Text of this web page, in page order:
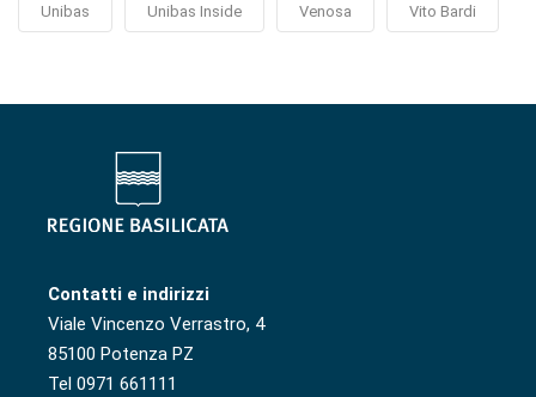
Unibas Unibas Inside Venosa Vito Bardi
Contatti e indirizzi
Viale Vincenzo Verrastro, 4
85100 Potenza PZ
Tel 0971 661111